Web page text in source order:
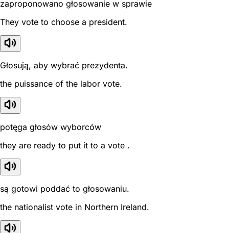
zaproponowano głosowanie w sprawie
They vote to choose a president.
Głosują, aby wybrać prezydenta.
the puissance of the labor vote.
potęga głosów wyborców
they are ready to put it to a vote .
są gotowi poddać to głosowaniu.
the nationalist vote in Northern Ireland.